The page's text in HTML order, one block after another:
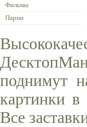
Фильмы
Парни
поднимут
картинки в
Все